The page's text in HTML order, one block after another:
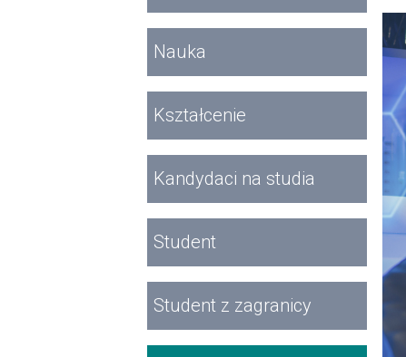
Nauka
Kształcenie
Kandydaci na studia
Student
Student z zagranicy